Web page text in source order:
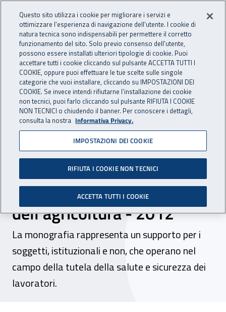
INAIL - Istituto Nazionale
Apri cerca
Navigazione principale
Navigazione - Ti trovi in:
Home Inail comunica Pubblicazioni Catalogo generale
Schede di rischio da
sovraccarico biomeccanico
degli arti superiori nei
comparti della piccola
industria, dell’artigianato e
dell’agricoltura - 2012
La monografia rappresenta un supporto per i
soggetti, istituzionali e non, che operano nel
campo della tutela della salute e sicurezza dei
lavoratori.
Questo sito utilizza i cookie per migliorare i servizi e
ottimizzare l’esperienza di navigazione dell’utente. I cookie di
natura tecnica sono indispensabili per permettere il corretto
funzionamento del sito. Solo previo consenso dell’utente,
possono essere installati ulteriori tipologie di cookie. Puoi
accettare tutti i cookie cliccando sul pulsante ACCETTA TUTTI I
COOKIE, oppure puoi effettuare le tue scelte sulle singole
categorie che vuoi installare, cliccando su IMPOSTAZIONI DEI
COOKIE. Se invece intendi rifiutarne l’installazione dei cookie
non tecnici, puoi farlo cliccando sul pulsante RIFIUTA I COOKIE
NON TECNICI o chiudendo il banner. Per conoscere i dettagli,
consulta la nostra Informativa Privacy.
IMPOSTAZIONI DEI COOKIE
RIFIUTA I COOKIE NON TECNICI
ACCETTA TUTTI I COOKIE